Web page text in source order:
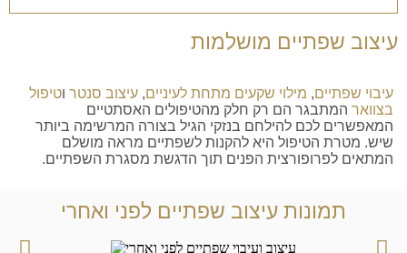
עיצוב שפתיים מושלמות
עיבוי שפתיים, מילוי שקעים מתחת לעיניים, עיצוב סנטר וטיפול
בצוואר המתבגר הם רק חלק מהטיפולים האסתטיים
המאפשרים לכם להילחם בנזקי הגיל בצורה המרשימה ביותר
שיש. מטרת הטיפול היא להקנות לשפתיים מראה מושלם
המתאים לפרופורצית הפנים תוך הדגשת מסגרת השפתיים.
תמונות עיצוב שפתיים לפני ואחרי